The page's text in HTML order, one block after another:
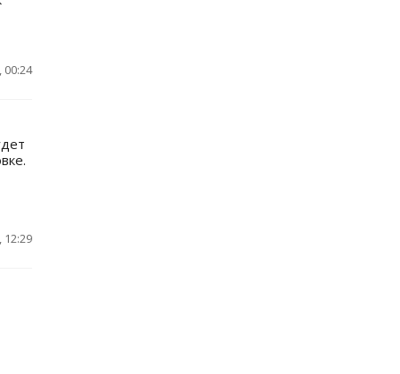
00:24
12:29